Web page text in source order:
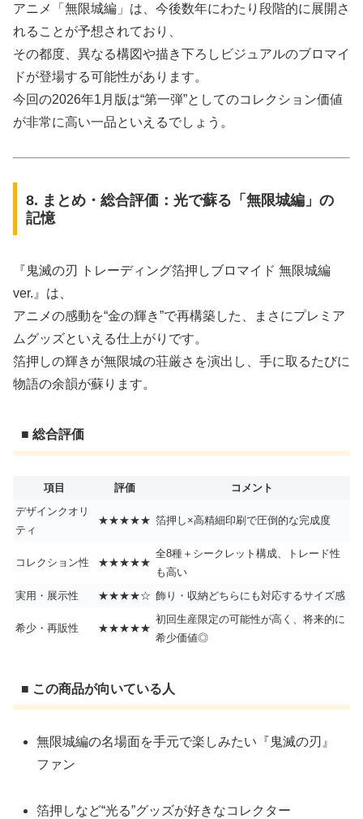
アニメ「無限城編」は、今後数年にわたり段階的に展開さ
れることが予想されており、
その都度、異なる構図や描き下ろしビジュアルのブロマイ
ドが登場する可能性があります。
今回の2026年1月版は“第一弾”としてのコレクション価値
が非常に高い一品といえるでしょう。
8. まとめ・総合評価：光で蘇る「無限城編」の
記憶
『鬼滅の刃 トレーディング箔押しブロマイド 無限城編
ver.』は、
アニメの感動を“金の輝き”で再構築した、まさにプレミア
ムグッズといえる仕上がりです。
箔押しの輝きが無限城の荘厳さを演出し、手に取るたびに
物語の余韻が蘇ります。
■ 総合評価
項目 評価
コメント
デザインクオリ
ティ
★★★★★ 箔押し×高精細印刷で圧倒的な完成度
コレクション性 ★★★★★
全8種＋シークレット構成、トレード性
も高い
実用・展示性
★★★★☆ 飾り・収納どちらにも対応するサイズ感
希少・再販性 ★★★★★
初回生産限定の可能性が高く、将来的に
希少価値◎
■ この商品が向いている人
無限城編の名場面を手元で楽しみたい『鬼滅の刃』
ファン
箔押しなど“光る”グッズが好きなコレクター